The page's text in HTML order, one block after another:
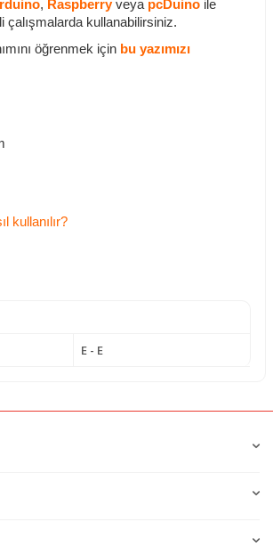
, Raspberryveya pcDuino ile
çalışmalarda kullanabilirsiniz.
öğrenmek için bu yazımızı
kullanılır?
E - E